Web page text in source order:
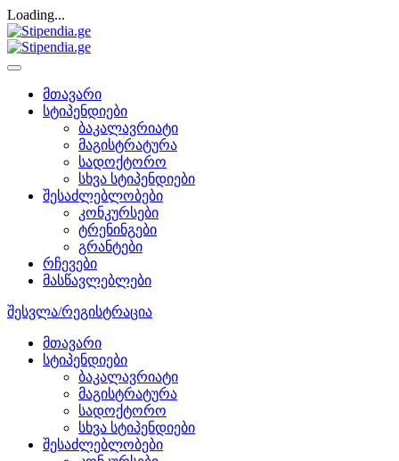
Loading...
მთავარი
სტიპენდიები
ბაკალავრიატი
მაგისტრატურა
სადოქტორო
სხვა სტიპენდიები
შესაძლებლობები
კონკურსები
ტრენინგები
გრანტები
რჩევები
მასწავლებლები
შესვლა/რეგისტრაცია
მთავარი
სტიპენდიები
ბაკალავრიატი
მაგისტრატურა
სადოქტორო
სხვა სტიპენდიები
შესაძლებლობები